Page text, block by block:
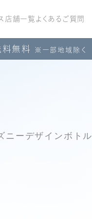
店舗一覧 よくあるご質問
無料 ※一部地域除く
ニーデザインボトル